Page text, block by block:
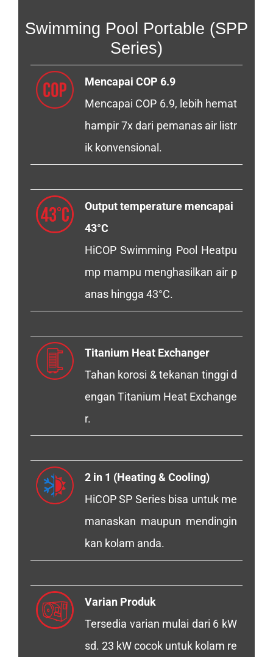
Swimming Pool Portable (SPP
Series)
Mencapai COP 6.9
Mencapai COP 6.9, lebih hemat
hampir 7x dari pemanas air listr
ik konvensional.
Output temperature mencapai
43°C
HiCOP Swimming Pool Heatpu
mp mampu menghasilkan air p
anas hingga 43°C.
Titanium Heat Exchanger
Tahan korosi & tekanan tinggi d
engan Titanium Heat Exchange
r.
2 in 1 (Heating & Cooling)
HiCOP SP Series bisa untuk me
manaskan maupun mendingin
kan kolam anda.
Varian Produk
Tersedia varian mulai dari 6 kW
sd. 23 kW cocok untuk kolam re